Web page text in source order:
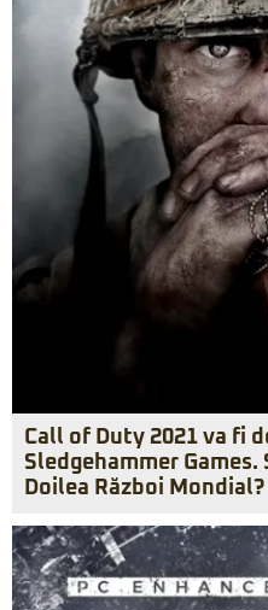
Call of Duty 2021 va fi
Sledgehammer
Doilea Război Mondial?